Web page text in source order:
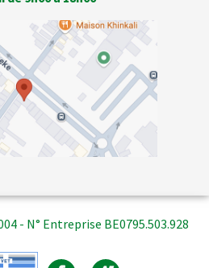
- N° Entreprise BE0795.503.928